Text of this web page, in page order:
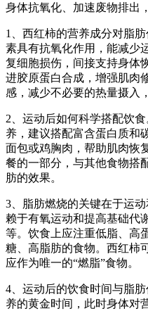
身体抗氧化、加速废物排出
1、西红柿的营养成分对脂
素具有抗氧化作用，能减少
复细胞损伤，间接支持身体
进胶原蛋白合成，增强肌肉
感，减少不必要的热量摄入
2、运动后如何科学搭配饮
养，建议搭配富含蛋白质和
面包或鸡胸肉，帮助肌肉恢
餐的一部分，与其他食物搭
肪的效果。
3、脂肪燃烧的关键在于运
赖于有氧运动和提高基础代
等。饮食上应注重低脂、高
糖、高脂肪的食物。西红柿
应作为唯一的“燃脂”食物。
4、运动后的饮食时间与脂
养的黄金时间，此时身体对